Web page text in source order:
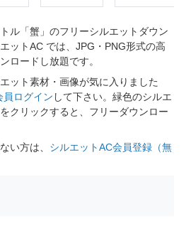
ル「蟹」のフリーシルエットダウン
ットAC では、JPG・PNG形式の高
ロードし放題です。
ット素材・画像が気に入りました
員ログイン して下さい。緑色のシルエ
クリックすると、フリーダウンロー
い方は、 シルエットAC会員登録（無